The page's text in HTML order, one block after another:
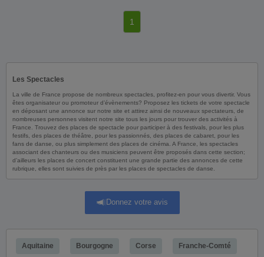
1
Les Spectacles
La ville de France propose de nombreux spectacles, profitez-en pour vous divertir. Vous
êtes organisateur ou promoteur d’évènements? Proposez les tickets de votre spectacle
en déposant une annonce sur notre site et attirez ainsi de nouveaux spectateurs, de
nombreuses personnes visitent notre site tous les jours pour trouver des activités à
France. Trouvez des places de spectacle pour participer à des festivals, pour les plus
festifs, des places de théâtre, pour les passionnés, des places de cabaret, pour les
fans de danse, ou plus simplement des places de cinéma. A France, les spectacles
associant des chanteurs ou des musiciens peuvent être proposés dans cette section;
d’ailleurs les places de concert constituent une grande partie des annonces de cette
rubrique, elles sont suivies de près par les places de spectacles de danse.
Donnez votre avis
Aquitaine Bourgogne Corse Franche-Comté